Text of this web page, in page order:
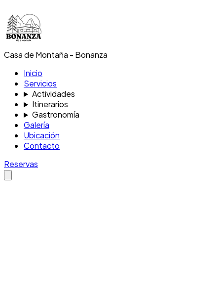
Casa de Montaña - Bonanza
Inicio
Servicios
Actividades
Itinerarios
Gastronomía
Galería
Ubicación
Contacto
Reservas